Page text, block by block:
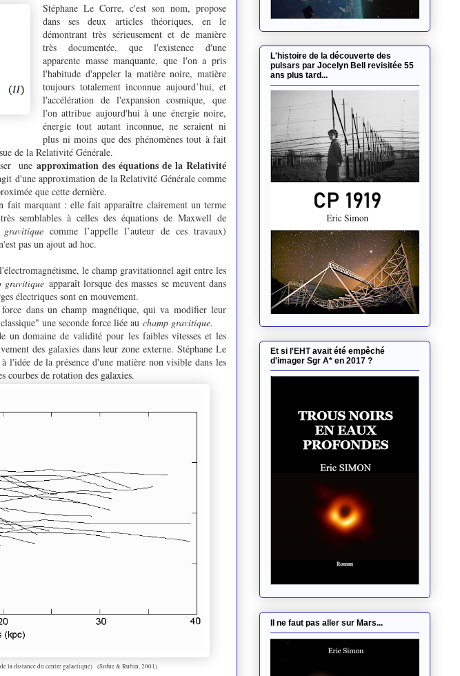
Stéphane Le Corre, c'est son nom, propose
dans ses deux articles théoriques, en le
démontrant très sérieusement et de manière
très documentée, que l'existence d'une
apparente masse manquante, que l'on a pris
l'habitude d'appeler la matière noire, matière
toujours totalement inconnue aujourd’hui, et
l'accélération de l'expansion cosmique, que
l'on attribue aujourd'hui à une énergie noire,
énergie tout autant inconnue, ne seraient ni
plus ni moins que des phénomènes tout à fait
de la Relativité Générale.
uneapproximation des équations de la Relativité
d'une approximation de la Relativité Générale comme
que cette dernière.
fait marquant : elle fait apparaître clairement un terme
semblables à celles des équations de Maxwell de
gravitiquecomme l’appelle l’auteur de ces travaux)
pas un ajout ad hoc.
le champ gravitationnel agit entre les
gravitique apparaît lorsque des masses se meuvent dans
électriques sont en mouvement.
dans un champ magnétique, qui va modifier leur
une seconde force liée au champ gravitique.
un domaine de validité pour les faibles vitesses et les
des galaxies dans leur zone externe. Stéphane Le
l'idée de la présence d'une matière non visible dans les
courbes de rotation des galaxies.
la distance du centre galactique) (Sofue & Rubin, 2001)
L'histoire de la découverte des
pulsars par Jocelyn Bell revisitée 55
ans plus tard...
Et si l'EHT avait été empêché
d'imager Sgr A* en 2017 ?
Il ne faut pas aller sur Mars...